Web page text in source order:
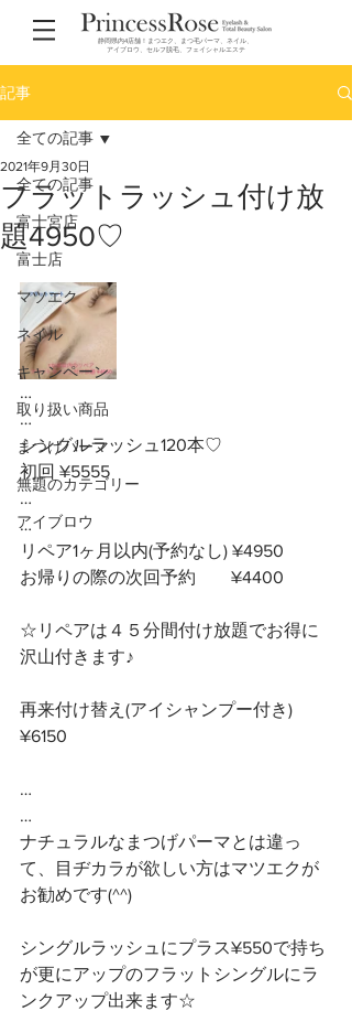
静岡県内4店舗！まつエク、まつ毛パーマ、ネイル、
アイブロウ、セルフ脱毛、フェイシャルエステ
記事
全ての記事
富士宮店
富士店
マツエク
ネイル
キャンペーン
取り扱い商品
まつげパーマ
無題のカテゴリー
アイブロウ
全ての記事
フラットラッシュ付け放
題4950♡
2021年9月30日
…
…
シングルラッシュ120本♡
初回 ¥5555
…
…
リペア1ヶ月以内(予約なし) ¥4950
お帰りの際の次回予約　　¥4400
☆リペアは４５分間付け放題でお得に
沢山付きます♪
再来付け替え(アイシャンプー付き)
¥6150
…
…
ナチュラルなまつげパーマとは違っ
て、目ヂカラが欲しい方はマツエクが
お勧めです(^^)
シングルラッシュにプラス¥550で持ち
が更にアップのフラットシングルにラ
ンクアップ出来ます☆